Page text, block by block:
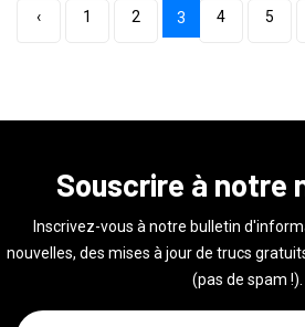
‹ 1 2 3 4 5
Souscrire à notre
Inscrivez-vous à notre bulletin
nouvelles, des mises à jour de trucs
(pas de spam !).